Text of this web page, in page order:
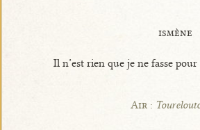
ismène
Il n’est rien que je ne fasse
Air :